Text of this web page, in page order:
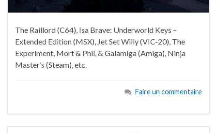
The Raillord (C64), Isa Brave: Underworld Keys –
Extended Edition (MSX), Jet Set Willy (VIC-20), The
Experiment, Mort & Phil, & Galamiga (Amiga), Ninja
Master’s (Steam), etc.
Faire un commentaire